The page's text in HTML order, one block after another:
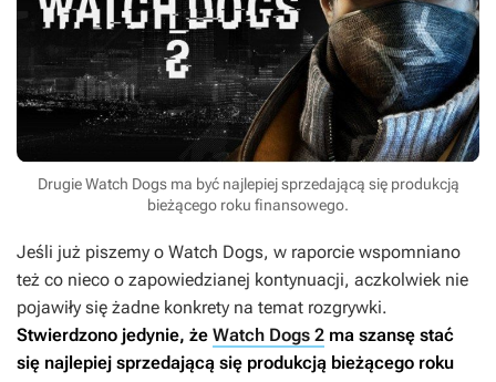
Drugie Watch Dogs ma być najlepiej sprzedającą się produkcją
bieżącego roku finansowego.
Jeśli już piszemy o Watch Dogs, w raporcie wspomniano
też co nieco o zapowiedzianej kontynuacji, aczkolwiek nie
pojawiły się żadne konkrety na temat rozgrywki.
Stwierdzono jedynie, że Watch Dogs 2 ma szansę stać
się najlepiej sprzedającą się produkcją bieżącego roku